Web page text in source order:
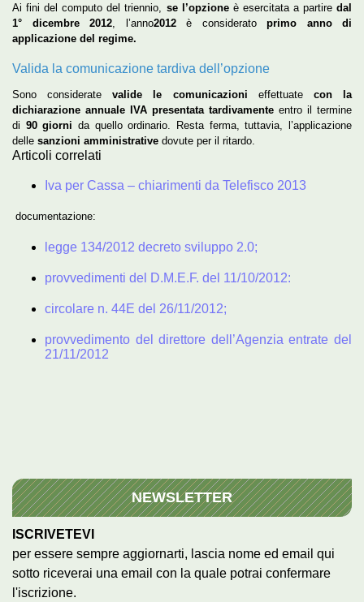
Ai fini del computo del triennio, se l’opzione è esercitata a partire dal
1° dicembre 2012, l’anno2012 è considerato
primo anno di
applicazione del regime.
Valida la comunicazione tardiva dell’opzione
Sono considerate valide le comunicazioni effettuate
con la
dichiarazione annuale IVA presentata tardivamente entro il termine
di 90 giorni da quello ordinario. Resta ferma, tuttavia, l’applicazione
delle sanzioni amministrative dovute per il ritardo.
Articoli correlati
Iva per Cassa – chiarimenti da Telefisco 2013
documentazione:
legge 134/2012 decreto sviluppo 2.0;
provvedimenti del D.M.E.F. del 11/10/2012:
circolare n. 44E del 26/11/2012;
provvedimento del direttore dell’Agenzia entrate del
21/11/2012
NEWSLETTER
ISCRIVETEVI
per essere sempre aggiornarti, lascia nome ed email qui
sotto riceverai una email con la quale potrai confermare
l'iscrizione.